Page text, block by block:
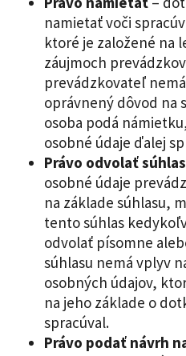
namietať voči
ktoré je založené na
záujmoch
prevádzkovateľ
oprávnený dôvod na
osoba podá
osobné údaje ďalej
Právo odvolať
osobné údaje
na základe súhlasu,
tento súhlas
odvolať písomne
súhlasu nemá vplyv
osobných údajov,
na jeho základe o
spracúval.
Právo podať návrh